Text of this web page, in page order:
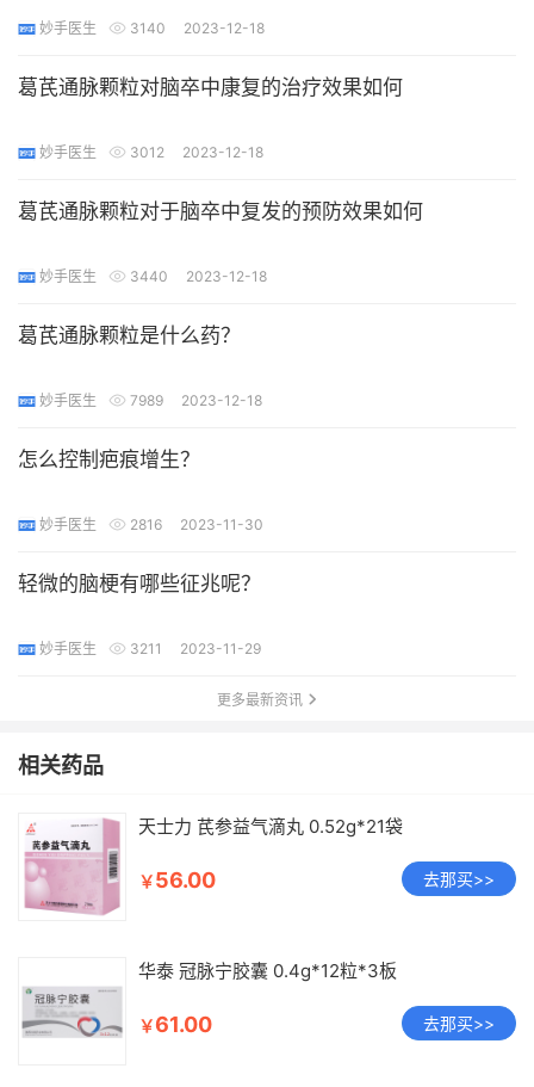
妙手医生 3140 2023-12-18
葛芪通脉颗粒对脑卒中康复的治疗效果如何
妙手医生 3012 2023-12-18
葛芪通脉颗粒对于脑卒中复发的预防效果如何
妙手医生 3440 2023-12-18
葛芪通脉颗粒是什么药？
妙手医生 7989 2023-12-18
怎么控制疤痕增生？
妙手医生 2816 2023-11-30
轻微的脑梗有哪些征兆呢？
妙手医生 3211 2023-11-29
更多最新资讯
相关药品
天士力 芪参益气滴丸 0.52g*21袋
￥56.00 去那买>>
华泰 冠脉宁胶囊 0.4g*12粒*3板
￥61.00 去那买>>